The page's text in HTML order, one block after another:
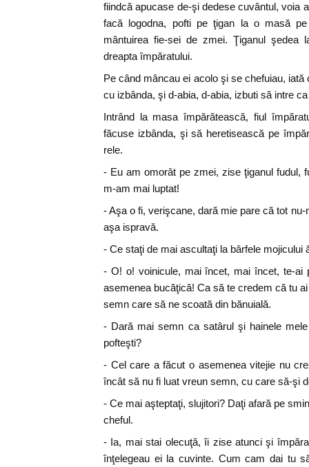
fiindcă apucase de-şi dedese cuvântul, voia
facă logodna, pofti pe ţigan la o masă
mântuirea fie-sei de zmei. Ţiganul
dreapta împăratului.
Pe când mâncau ei acolo şi se chefuiau,
cu izbânda, şi d-abia, d-abia, izbuti să intre
Intrând la masa împărătească, fiul
făcuse izbânda, şi să heretisească pe
rele.
- Eu am omorât pe zmei, zise ţiganul fudul,
m-am mai luptat!
- Aşa o fi, verişcane, dară mie pare că tot
aşa ispravă.
- Ce staţi de mai ascultaţi la bârfele mojicului
- O! o! voinicule, mai încet, mai încet, te-ai
asemenea bucăţică! Ca să te credem că tu
semn care să ne scoată din bănuială.
- Dară mai semn ca satârul şi hainele
pofteşti?
- Cel care a făcut o asemenea vitejie nu
încât să nu fi luat vreun semn, cu care să-şi
- Ce mai aşteptaţi, slujitori? Daţi afară pe
cheful.
- Ia, mai stai olecuţă, îi zise atunci şi
înţelegeau ei la cuvinte. Cum cam dai tu